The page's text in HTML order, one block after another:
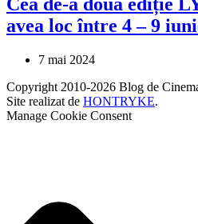
avea loc între 4 – 9
7 mai 2024
Copyright 2010-2026 Blog de
Site realizat de HONTRYKE.
Manage Cookie Consent